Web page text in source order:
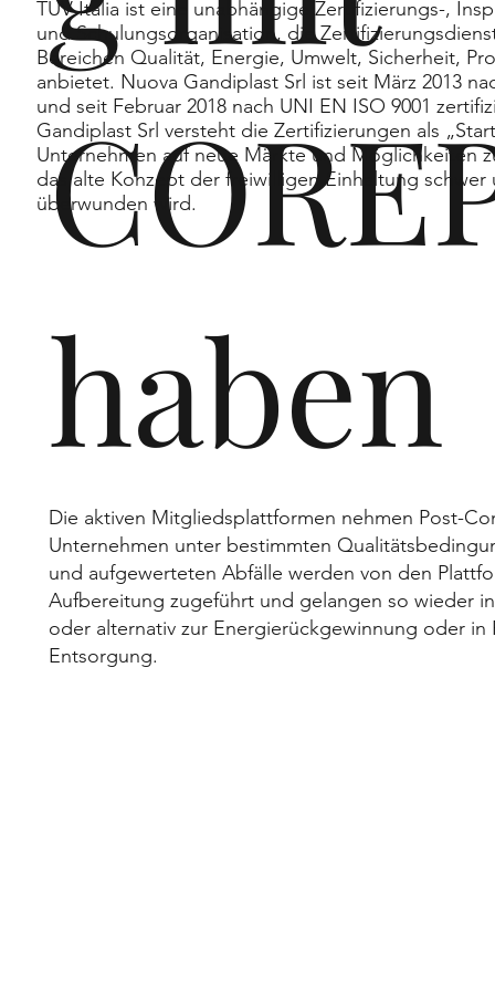
haben
Die aktiven Mitgliedsplattformen nehmen Post-
Unternehmen unter bestimmten
und aufgewerteten Abfälle werden von den
Aufbereitung zugeführt und gelangen so wieder
oder alternativ zur Energierückgewinnung oder
Entsorgung.
TÜV Italia ist eine unabhängige Zertifizierungs-,
und Schulungsorganisation, die
Bereichen Qualität, Energie, Umwelt, Sicherheit,
anbietet. Nuova Gandiplast Srl ist seit März 2013
und seit Februar 2018 nach UNI EN ISO 9001
Gandiplast Srl versteht die Zertifizierungen als
Unternehmen auf neue Märkte und Möglichkeiten
das alte Konzept der freiwilligen Einhaltung schwer
überwunden wird.
Srl
ein